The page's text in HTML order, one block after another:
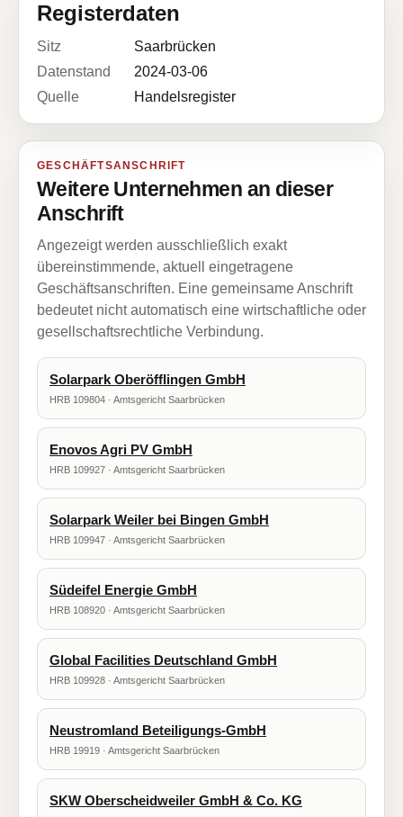
Registerdaten
Sitz
Saarbrücken
Datenstand
2024-03-06
Quelle
Handelsregister
GESCHÄFTSANSCHRIFT
Weitere Unternehmen an dieser
Anschrift
Angezeigt werden ausschließlich exakt
übereinstimmende, aktuell eingetragene
Geschäftsanschriften. Eine gemeinsame Anschrift
bedeutet nicht automatisch eine wirtschaftliche oder
gesellschaftsrechtliche Verbindung.
Solarpark Oberöfflingen GmbH
HRB 109804 · Amtsgericht Saarbrücken
Enovos Agri PV GmbH
HRB 109927 · Amtsgericht Saarbrücken
Solarpark Weiler bei Bingen GmbH
HRB 109947 · Amtsgericht Saarbrücken
Südeifel Energie GmbH
HRB 108920 · Amtsgericht Saarbrücken
Global Facilities Deutschland GmbH
HRB 109928 · Amtsgericht Saarbrücken
Neustromland Beteiligungs-GmbH
HRB 19919 · Amtsgericht Saarbrücken
SKW Oberscheidweiler GmbH & Co. KG